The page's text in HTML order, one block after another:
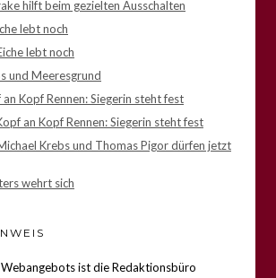
hilft beim gezielten Ausschalten
lebt noch
lebt noch
und Meeresgrund
an Kopf Rennen: Siegerin steht fest
an Kopf Rennen: Siegerin steht fest
Krebs und Thomas Pigor dürfen jetzt
wehrt sich
ist die Redaktionsbüro